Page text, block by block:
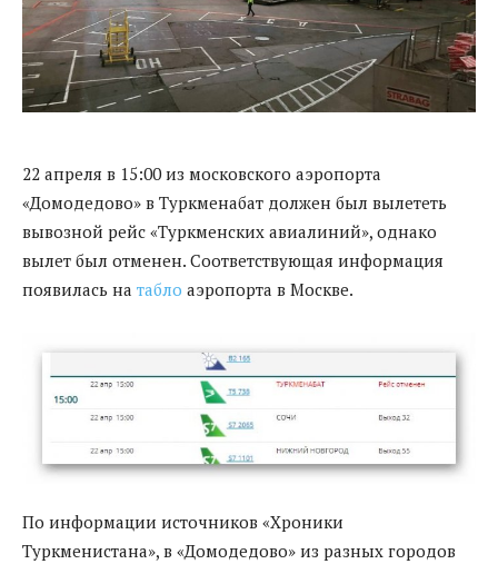
22 апреля в 15:00 из московского аэропорта
«Домодедово» в Туркменабат должен был вылететь
вывозной рейс «Туркменских авиалиний», однако
вылет был отменен. Соответствующая информация
появилась на табло аэропорта в Москве.
По информации источников «Хроники
Туркменистана», в «Домодедово» из разных городов